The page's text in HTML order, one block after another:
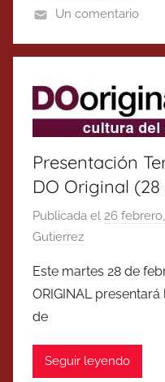
Un comentario
Presentación
DO Original
Publicada el 26
Gutierrez
Este martes 28 de
ORIGINAL
de
Seguir leyendo